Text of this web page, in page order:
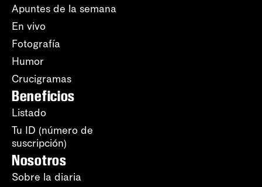
Apuntes de la semana
En vivo
Fotografía
Humor
Crucigramas
Beneficios
Listado
Tu ID (número de
suscripción)
Nosotros
Sobre la diaria